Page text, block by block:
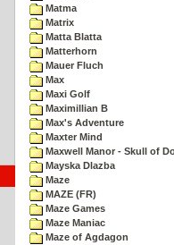
Matma
Matrix
Matta Blatta
Matterhorn
Mauer Fluch
Max
Maxi Golf
Maximillian B
Max's Adventure
Maxter Mind
Maxwell Manor - Skull of
Mayska Dlazba
Maze
MAZE (FR)
Maze Games
Maze Maniac
Maze of Agdagon